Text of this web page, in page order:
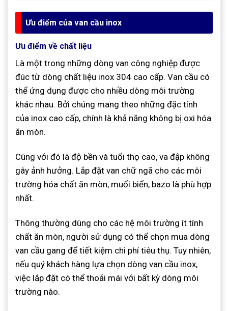
Ưu điểm của van cầu inox
Ưu điểm về chất liệu
Là một trong những dòng van công nghiệp được
đúc từ dòng chất liệu inox 304 cao cấp. Van cầu có
thể ứng dụng được cho nhiều dòng môi trường
khác nhau. Bởi chúng mang theo những đặc tính
của inox cao cấp, chính là khả năng không bị oxi hóa
ăn mòn.
Cùng với đó là độ bền và tuổi thọ cao, va đập không
gây ảnh hưởng. Lắp đặt van chữ ngã cho các môi
trường hóa chất ăn mòn, muối biển, bazo là phù hợp
nhất.
Thông thường dùng cho các hệ môi trường ít tính
chất ăn mòn, người sử dụng có thể chọn mua dòng
van cầu gang để tiết kiệm chi phí tiêu thụ. Tuy nhiên,
nếu quý khách hàng lựa chọn dòng van cầu inox,
việc lắp đặt có thể thoải mái với bất kỳ dòng môi
trường nào.